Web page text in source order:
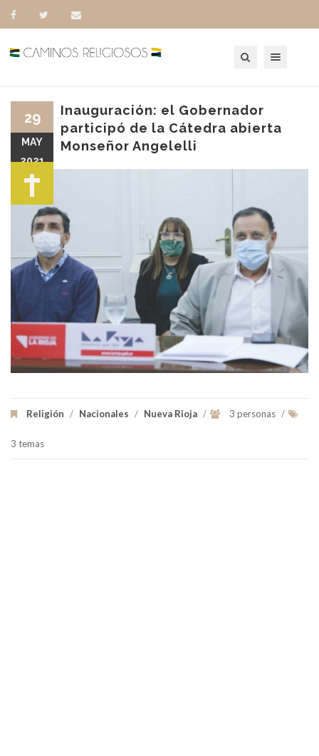
Inauguración: el Gobernador
participó de la Cátedra abierta
Monseñor Angelelli
Religión / Nacionales / Nueva Rioja / 3 personas /
3 temas
29
MAY
2021